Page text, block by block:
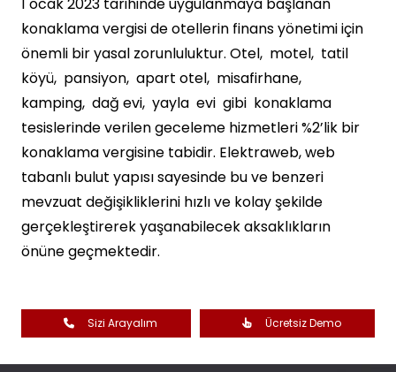
konaklama vergisi de otellerin finans yönetimi için
önemli bir yasal zorunluluktur. Otel, motel, tatil
köyü, pansiyon, apart otel, misafirhane,
kamping, dağ evi, yayla evi gibi konaklama
tesislerinde verilen geceleme hizmetleri %2’lik bir
konaklama vergisine tabidir. Elektraweb, web
tabanlı bulut yapısı sayesinde bu ve benzeri
mevzuat değişikliklerini hızlı ve kolay şekilde
gerçekleştirerek yaşanabilecek aksaklıkların
önüne geçmektedir.
Sizi Arayalım Ücretsiz Demo